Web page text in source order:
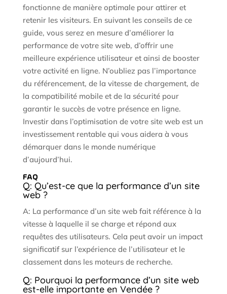
fonctionne de manière optimale pour attirer et
retenir les visiteurs. En suivant les conseils de ce
guide, vous serez en mesure d’améliorer la
performance de votre site web, d’offrir une
meilleure expérience utilisateur et ainsi de booster
votre activité en ligne. N’oubliez pas l’importance
du référencement, de la vitesse de chargement, de
la compatibilité mobile et de la sécurité pour
garantir le succès de votre présence en ligne.
Investir dans l’optimisation de votre site web est un
investissement rentable qui vous aidera à vous
démarquer dans le monde numérique
d’aujourd’hui.
FAQ
Q: Qu’est-ce que la performance d’un site
web ?
A: La performance d’un site web fait référence à la
vitesse à laquelle il se charge et répond aux
requêtes des utilisateurs. Cela peut avoir un impact
significatif sur l’expérience de l’utilisateur et le
classement dans les moteurs de recherche.
Q: Pourquoi la performance d’un site web
est-elle importante en Vendée ?